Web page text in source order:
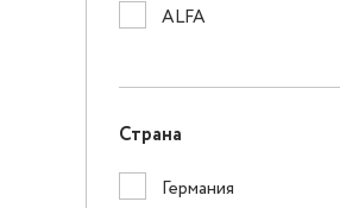
ALFA
Страна
Германия